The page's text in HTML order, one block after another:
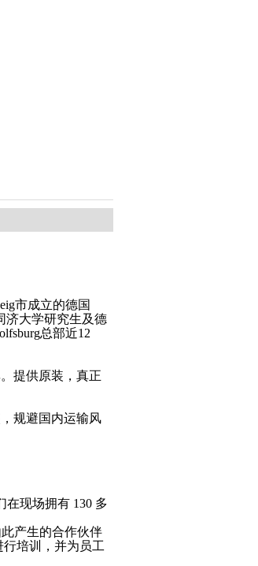
市成立的德国
济大学研究生及德
总部近12
提供原装，真正
规避国内运输风
在现场拥有 130 多
产生的合作伙伴
培训，并为员工